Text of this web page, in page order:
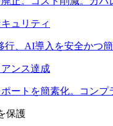
ュリティ
、AI導入を安全かつ簡
ンス達成
ートを簡素化。コンプ
保護